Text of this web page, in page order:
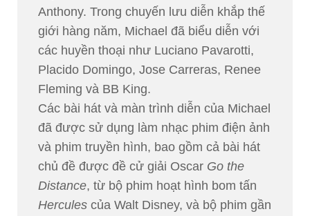
Anthony. Trong chuyến lưu diễn khắp thế
giới hàng năm, Michael đã biểu diễn với
các huyền thoại như Luciano Pavarotti,
Placido Domingo, Jose Carreras, Renee
Fleming và BB King.
Các bài hát và màn trình diễn của Michael
đã được sử dụng làm nhạc phim điện ảnh
và phim truyền hình, bao gồm cả bài hát
chủ đề được đề cử giải Oscar Go the
Distance, từ bộ phim hoạt hình bom tấn
Hercules của Walt Disney, và bộ phim gần